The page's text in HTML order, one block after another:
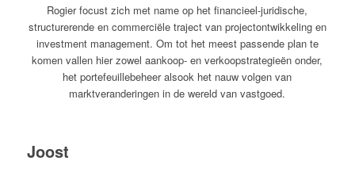
Rogier focust zich met name op het financieel-juridische,
structurerende en commerciële traject van projectontwikkeling en
investment management. Om tot het meest passende plan te
komen vallen hier zowel aankoop- en verkoopstrategieën onder,
het portefeuillebeheer alsook het nauw volgen van
marktveranderingen in de wereld van vastgoed.
Joost